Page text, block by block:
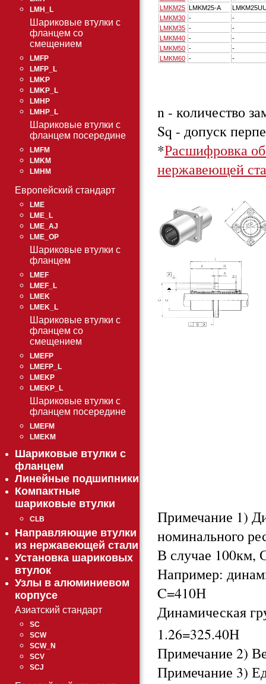
LMKM25 LMKM25-A
LMKM30 -
-
LMKM35 -
-
LMKM40 -
-
LMKM50 -
-
LMKM60 - -
n - количество
Sq - допуск
*Расшифровка
нержавеющей
Примечание 1)
номинального
В случае 100км,
Например:
C=410Н
Динамическая
1.26=325.40Н
Примечание 2)
Примечание 3)
LMH_L
Шариковые втулки с
фланцем со
смещением
LMFP
LMFP_L
LMKP
LMKP_L
LMHP
LMHP_L
Шариковые втулки с
фланцем посередине
LMFM
LMKM
LMHM
Европейский стандарт
LME
LME_L
LME_AJ
LME_OP
Шариковые втулки с
фланцем
LMEF
LMEF_L
LMEK
LMEK_L
Шариковые втулки с
фланцем со
смещением
LMEFP
LMEFP_L
LMEKP
LMEKP_L
Шариковые втулки с
фланцем посередине
LMEFM
LMEKM
Шариковые втулки с
фланцем
Линейные подшипники
Компактные
шариковые втулки
CLB
Направляющие втулки
из нержавеющей стали
Установка шариковых
втулок
Узлы в алюминиевом
корпусе
Азиатский стандарт
SC
SCW
SCW_N
SCV
SCJ